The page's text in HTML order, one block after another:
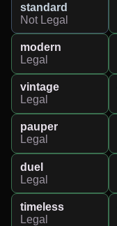
standard
Not Legal
modern
Legal
vintage
Legal
pauper
Legal
duel
Legal
timeless
Legal